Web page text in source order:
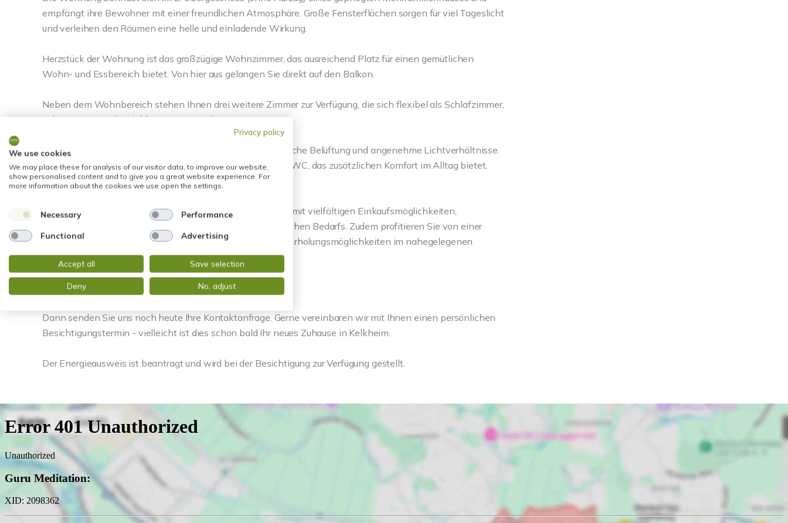
empfängt ihre Bewohner mit einer freundlichen Atmosphäre. Große Fensterflächen sorgen für viel Tageslicht
und verleihen den Räumen eine helle und einladende Wirkung.
Herzstück der Wohnung ist das großzügige Wohnzimmer, das ausreichend Platz für einen gemütlichen
Wohn- und Essbereich bietet. Von hier aus gelangen Sie direkt auf den Balkon.
Neben dem Wohnbereich stehen Ihnen drei weitere Zimmer zur Verfügung, die sich flexibel als Schlafzimmer,
Arbeitszimmer oder Hobbyraum nutzen lassen.
Das Tageslichtbad sorgt mit seinem Fenster für eine natürliche Belüftung und angenehme Lichtverhältnisse.
Ergänzt wird das Raumangebot durch ein separates Gäste-WC, das zusätzlichen Komfort im Alltag bietet.
Die Stadt Kelkheim bietet eine hervorragende Infrastruktur mit vielfältigen Einkaufsmöglichkeiten,
Restaurants, Schulen und weiteren Einrichtungen des täglichen Bedarfs. Zudem profitieren Sie von einer
guten Verkehrsanbindung sowie zahlreichen Freizeit- und Erholungsmöglichkeiten im nahegelegenen
Taunus.
Neugierig geworden?
Dann senden Sie uns noch heute Ihre Kontaktanfrage. Gerne vereinbaren wir mit Ihnen einen persönlichen
Besichtigungstermin - vielleicht ist dies schon bald Ihr neues Zuhause in Kelkheim.
Der Energieausweis ist beantragt und wird bei der Besichtigung zur Verfügung gestellt.
Privacy policy
We use cookies
We may place these for analysis of our visitor data, to improve our website,
show personalised content and to give you a great website experience. For
more information about the cookies we use open the settings.
Necessary Performance
Functional Advertising
Accept all Save selection
Deny No, adjust